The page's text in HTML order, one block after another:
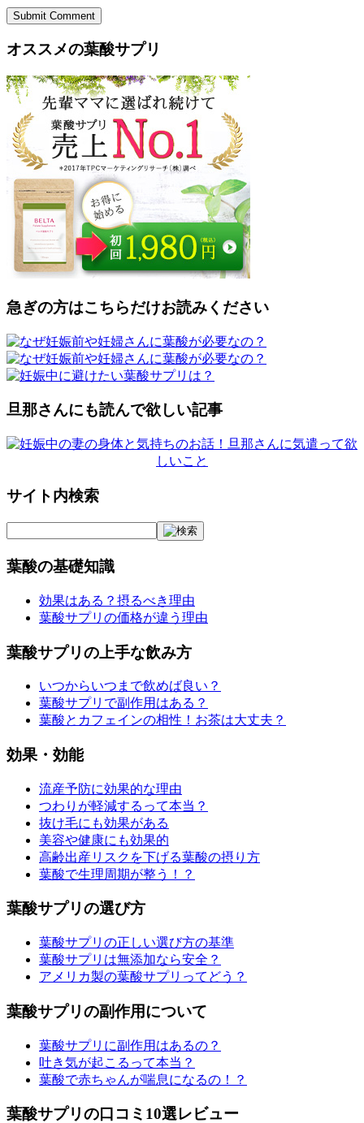
Submit Comment
オススメの葉酸サプリ
急ぎの方はこちらだけお読みください
旦那さんにも読んで欲しい記事
サイト内検索
葉酸の基礎知識
効果はある？摂るべき理由
葉酸サプリの価格が違う理由
葉酸サプリの上手な飲み方
いつからいつまで飲めば良い？
葉酸サプリで副作用はある？
葉酸とカフェインの相性！お茶は大丈夫？
効果・効能
流産予防に効果的な理由
つわりが軽減するって本当？
抜け毛にも効果がある
美容や健康にも効果的
高齢出産リスクを下げる葉酸の摂り方
葉酸で生理周期が整う！？
葉酸サプリの選び方
葉酸サプリの正しい選び方の基準
葉酸サプリは無添加なら安全？
アメリカ製の葉酸サプリってどう？
葉酸サプリの副作用について
葉酸サプリに副作用はあるの？
吐き気が起こるって本当？
葉酸で赤ちゃんが喘息になるの！？
葉酸サプリの口コミ10選レビュー